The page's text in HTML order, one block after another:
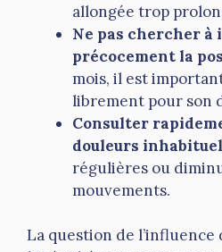
allongée trop
Ne pas chercher à
précocement la
mois, il est
librement pour son
Consulter
douleurs
régulières ou
mouvements.
La question de l’influence